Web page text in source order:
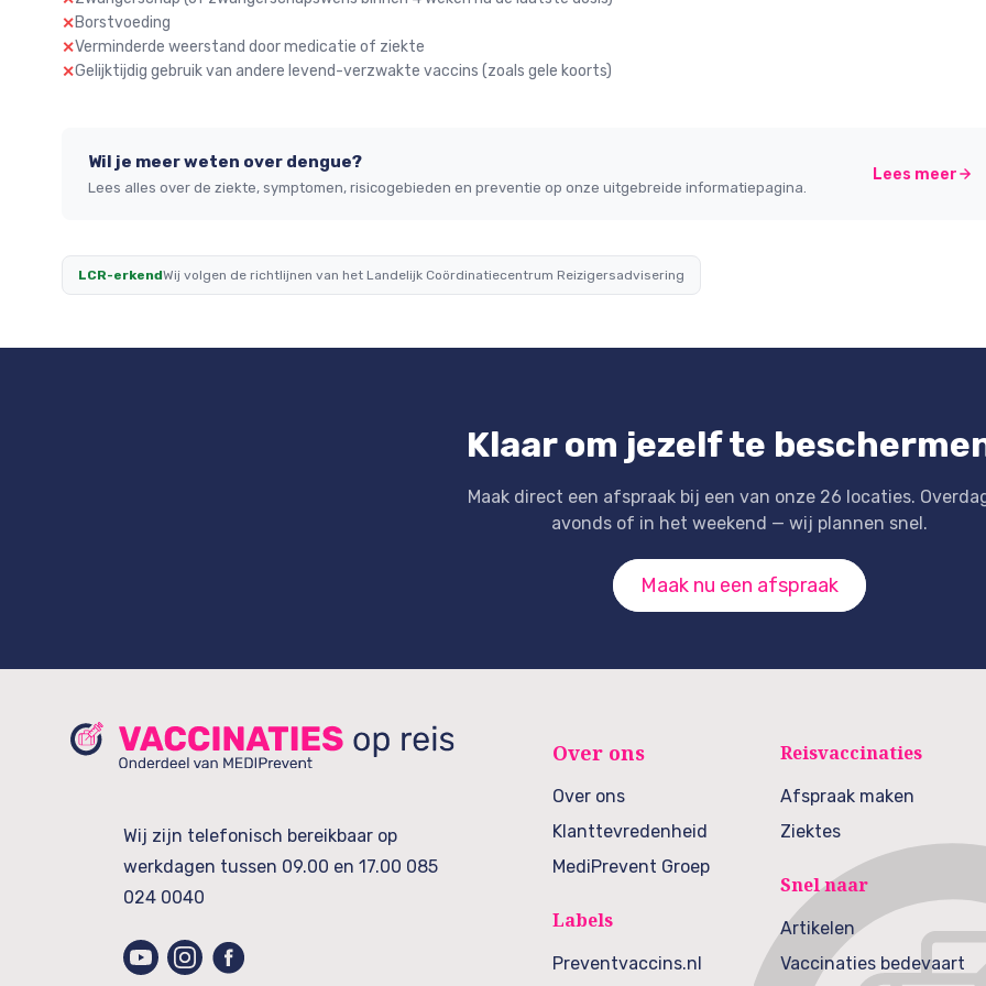
✕Borstvoeding
✕Verminderde weerstand door medicatie of ziekte
✕Gelijktijdig gebruik van andere levend-verzwakte vaccins (zoals gele koorts)
Wil je meer weten over dengue?
Lees alles over de ziekte, symptomen, risicogebieden en preventie op onze uitgebreide informatiepagina.
Lees meer
LCR-erkendWij volgen de richtlijnen van het Landelijk Coördinatiecentrum Reizigersadvisering
Klaar om jezelf te
Maak direct een afspraak bij een van onze 26 locaties.
avonds of in het weekend — wij plannen snel.
Maak nu een afspraak
Wij zijn telefonisch bereikbaar op
werkdagen tussen 09.00 en 17.00 085
024 0040
Over ons
Over ons
Klanttevredenheid
MediPrevent Groep
Labels
Preventvaccins.nl
Reisvaccinaties
Afspraak maken
Ziektes
Snel naar
Artikelen
Vaccinaties bedevaart